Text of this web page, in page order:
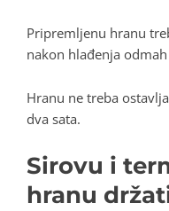
Pripremljenu hranu
nakon hlađenja
Hranu ne treba
dva sata.
Sirovu i
hranu